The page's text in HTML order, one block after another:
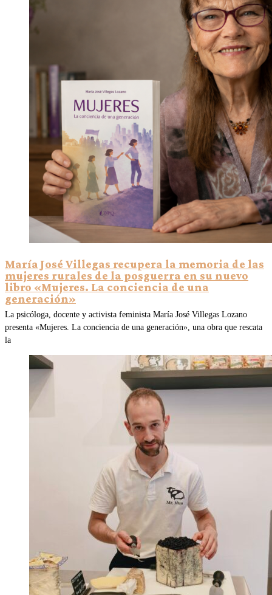
María José Villegas recupera la memoria de las
mujeres rurales de la posguerra en su nuevo
libro «Mujeres. La conciencia de una
generación»
La psicóloga, docente y activista feminista María José Villegas Lozano
presenta «Mujeres. La conciencia de una generación», una obra que rescata
la